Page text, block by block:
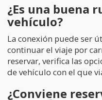
¿Es una buena
vehículo?
La conexión puede ser
continuar el viaje por
reservar, verifica las
de vehículo con el que
¿Conviene